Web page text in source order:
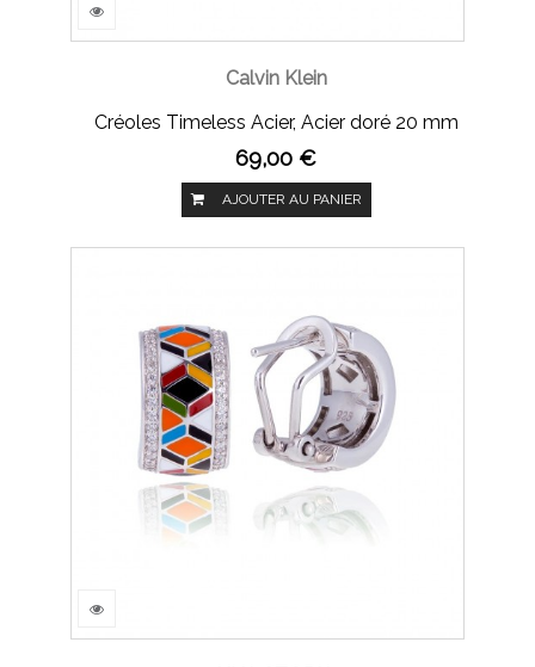
Calvin Klein
Créoles Timeless Acier, Acier doré 20 mm
69,00 €
AJOUTER AU PANIER